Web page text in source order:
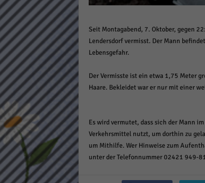
Seit Montagabend, 7. Oktober, gegen
Lendersdorf vermisst. Der Mann
Lebensgefahr.
Der Vermisste ist ein etwa 1,75 Meter
Haare. Bekleidet war er nur mit einer
Es wird vermutet, dass sich der Mann
Verkehrsmittel nutzt, um dorthin zu
um Mithilfe. Wer Hinweise zum
unter der Telefonnummer 02421 949-